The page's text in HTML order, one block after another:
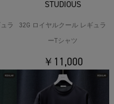
ラ
STUDIOUS
32G ロイヤルクール レギュラ
ーTシャツ
￥11,000